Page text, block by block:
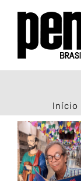
conteúdo
Início
View
Larger
Image